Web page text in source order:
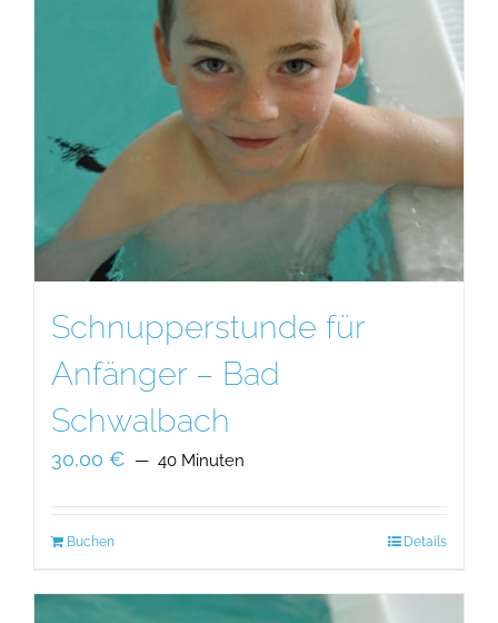
Schnupperstunde für
Anfänger – Bad
Schwalbach
30,00 € 40 Minuten
Buchen Details